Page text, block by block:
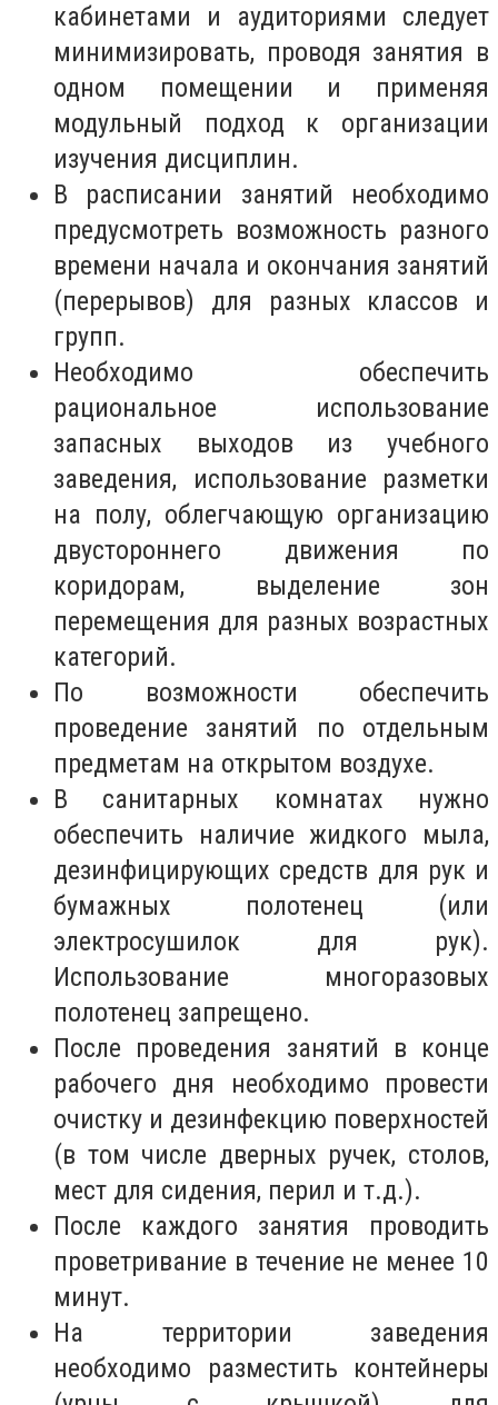
кабинетами и аудиториями следует
минимизировать, проводя занятия в
одном помещении и применяя
модульный подход к организации
изучения дисциплин.
В расписании занятий необходимо
предусмотреть возможность разного
времени начала и окончания занятий
(перерывов) для разных классов и
групп.
Необходимо обеспечить
рациональное использование
запасных выходов из учебного
заведения, использование разметки
на полу, облегчающую организацию
двустороннего движения по
коридорам, выделение зон
перемещения для разных возрастных
категорий.
По возможности обеспечить
проведение занятий по отдельным
предметам на открытом воздухе.
В санитарных комнатах нужно
обеспечить наличие жидкого мыла,
дезинфицирующих средств для рук и
бумажных полотенец (или
электросушилок для рук).
Использование многоразовых
полотенец запрещено.
После проведения занятий в конце
рабочего дня необходимо провести
очистку и дезинфекцию поверхностей
(в том числе дверных ручек, столов,
мест для сидения, перил и т.д.).
После каждого занятия проводить
проветривание в течение не менее 10
минут.
На территории заведения
необходимо разместить контейнеры